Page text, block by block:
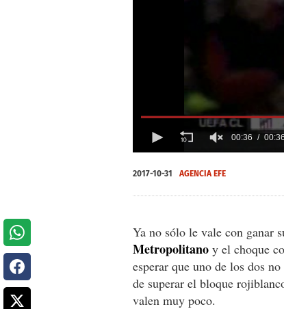
seconds
of
00:36 00:36
2017-10-31 AGENCIA EFE
Ya no sólo le vale con ganar
Metropolitano y el choque
esperar que uno de los dos
de superar el bloque
valen muy poco.